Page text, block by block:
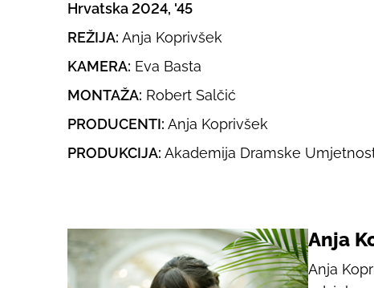
Hrvatska 2024, '45
REŽIJA: Anja Koprivšek
KAMERA: Eva Basta
MONTAŽA: Robert Salčić
PRODUCENTI: Anja Koprivšek
PRODUKCIJA: Akademija Dramske
Anja
Anja